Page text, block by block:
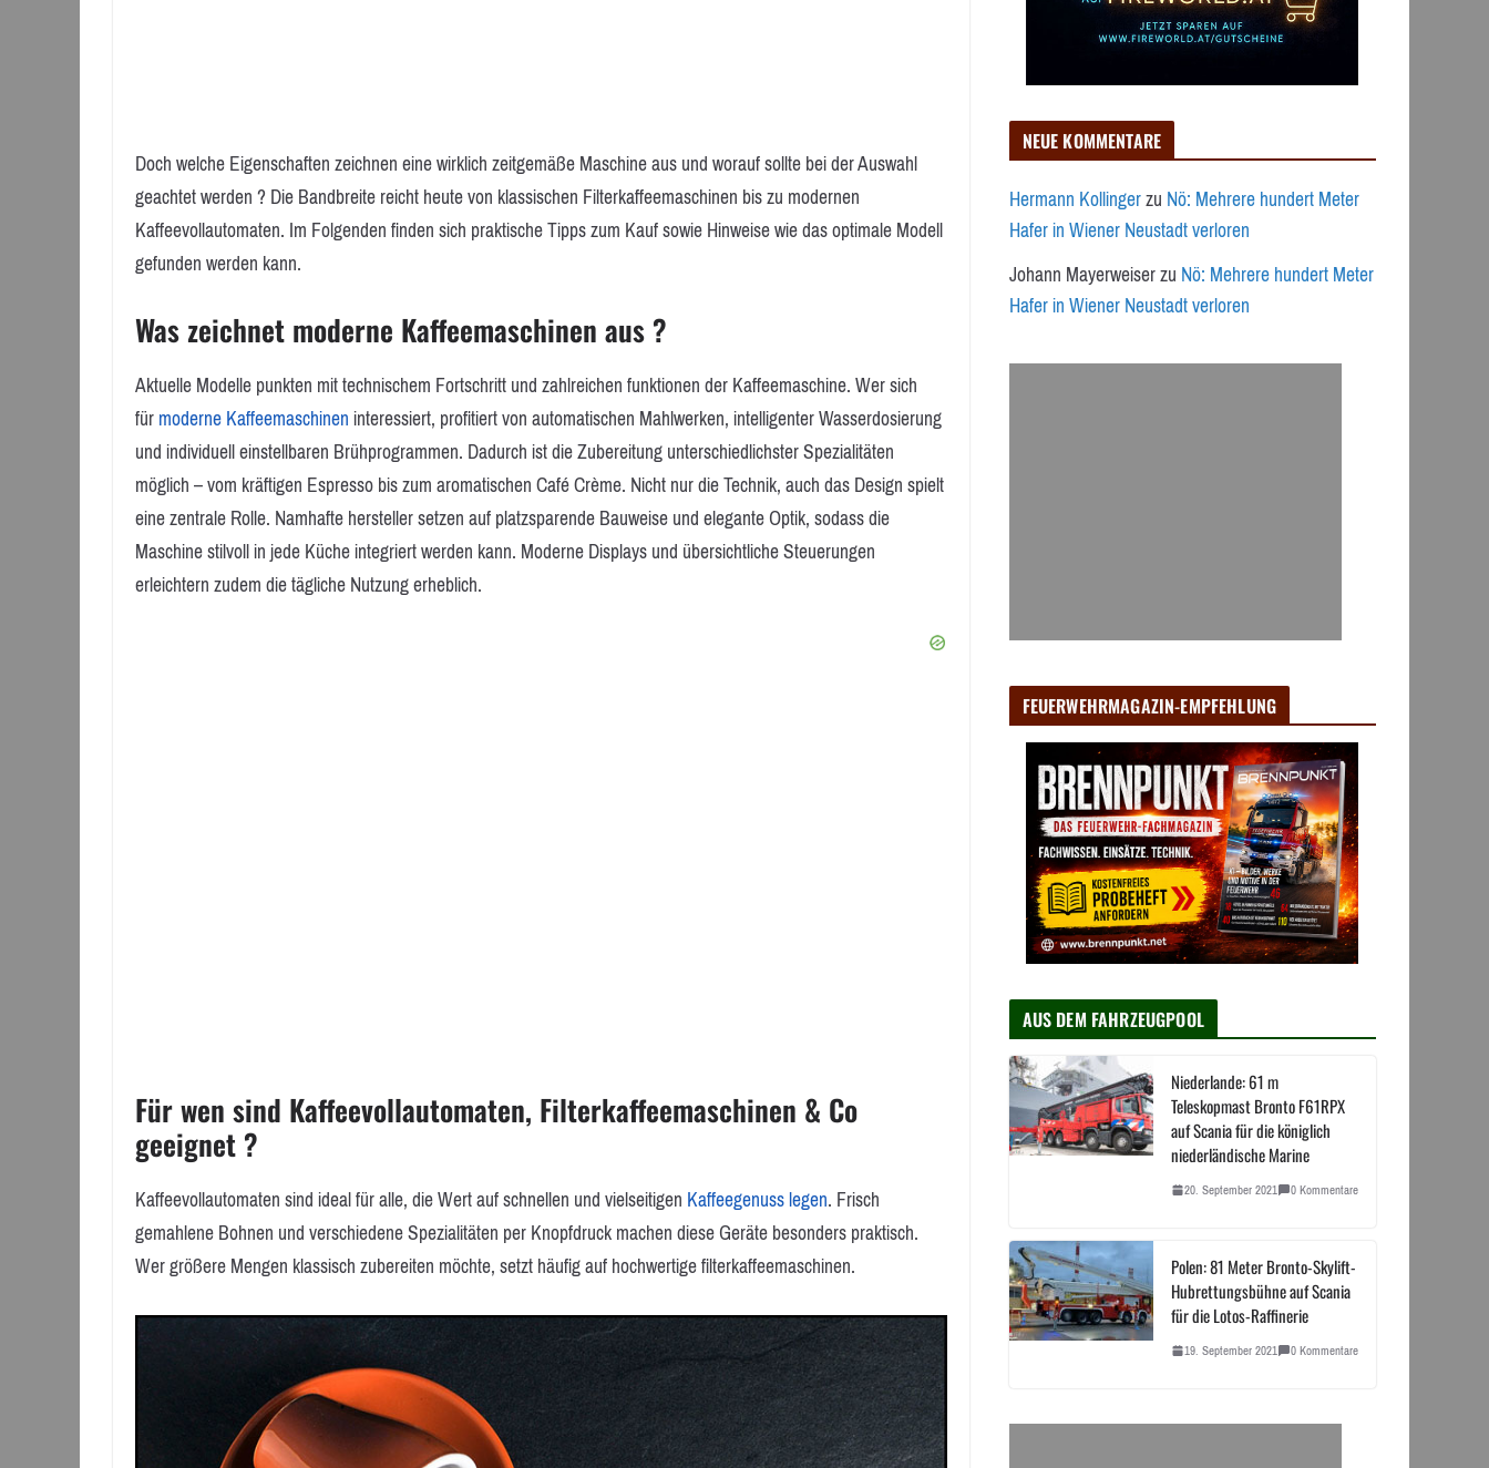
Doch welche Eigenschaften zeichnen eine wirklich zeitgemäße Maschine aus und worauf sollte bei der Auswahl
geachtet werden ? Die Bandbreite reicht heute von klassischen Filterkaffeemaschinen bis zu modernen
Kaffeevollautomaten. Im Folgenden finden sich praktische Tipps zum Kauf sowie Hinweise wie das optimale Modell
gefunden werden kann.
Was zeichnet moderne Kaffeemaschinen aus ?
Aktuelle Modelle punkten mit technischem Fortschritt und zahlreichen funktionen der Kaffeemaschine. Wer sich
fürmoderne Kaffeemaschineninteressiert, profitiert von automatischen Mahlwerken, intelligenter Wasserdosierung
und individuell einstellbaren Brühprogrammen. Dadurch ist die Zubereitung unterschiedlichster Spezialitäten
möglich – vom kräftigen Espresso bis zum aromatischen Café Crème. Nicht nur die Technik, auch das Design spielt
eine zentrale Rolle. Namhafte hersteller setzen auf platzsparende Bauweise und elegante Optik, sodass die
Maschine stilvoll in jede Küche integriert werden kann. Moderne Displays und übersichtliche Steuerungen
erleichtern zudem die tägliche Nutzung erheblich.
Für wen sind Kaffeevollautomaten, Filterkaffeemaschinen & Co
geeignet ?
Kaffeevollautomaten sind ideal für alle, die Wert auf schnellen und vielseitigenKaffeegenuss legen. Frisch
gemahlene Bohnen und verschiedene Spezialitäten per Knopfdruck machen diese Geräte besonders praktisch.
Wer größere Mengen klassisch zubereiten möchte, setzt häufig auf hochwertige filterkaffeemaschinen.
NEUE KOMMENTARE
Hermann KollingerzuNö: Mehrere hundert Meter
Hafer in Wiener Neustadt verloren
Johann MayerweiserzuNö: Mehrere hundert Meter
Hafer in Wiener Neustadt verloren
FEUERWEHRMAGAZIN-EMPFEHLUNG
AUS DEM FAHRZEUGPOOL
Niederlande: 61 m
Teleskopmast Bronto F61RPX
auf Scania für die königlich
niederländische Marine
20. September 2021 0 Kommentare
Polen: 81 Meter Bronto-Skylift-
Hubrettungsbühne auf Scania
für die Lotos-Raffinerie
19. September 2021 0 Kommentare